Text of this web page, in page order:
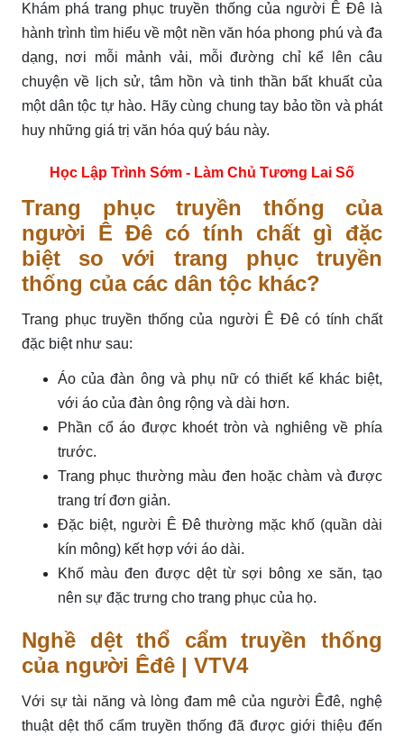
Khám phá trang phục truyền thống của người Ê Đê là
hành trình tìm hiểu về một nền văn hóa phong phú và đa
dạng, nơi mỗi mảnh vải, mỗi đường chỉ kể lên câu
chuyện về lịch sử, tâm hồn và tinh thần bất khuất của
một dân tộc tự hào. Hãy cùng chung tay bảo tồn và phát
huy những giá trị văn hóa quý báu này.
Học Lập Trình Sớm - Làm Chủ Tương Lai Số
Trang phục truyền thống của
người Ê Đê có tính chất gì đặc
biệt so với trang phục truyền
thống của các dân tộc khác?
Trang phục truyền thống của người Ê Đê có tính chất
đặc biệt như sau:
Áo của đàn ông và phụ nữ có thiết kế khác biệt,
với áo của đàn ông rộng và dài hơn.
Phần cổ áo được khoét tròn và nghiêng về phía
trước.
Trang phục thường màu đen hoặc chàm và được
trang trí đơn giản.
Đặc biệt, người Ê Đê thường mặc khố (quần dài
kín mông) kết hợp với áo dài.
Khố màu đen được dệt từ sợi bông xe săn, tạo
nên sự đặc trưng cho trang phục của họ.
Nghề dệt thổ cẩm truyền thống
của người Êđê | VTV4
Với sự tài năng và lòng đam mê của người Êđê, nghệ
thuật dệt thổ cẩm truyền thống đã được giới thiệu đến